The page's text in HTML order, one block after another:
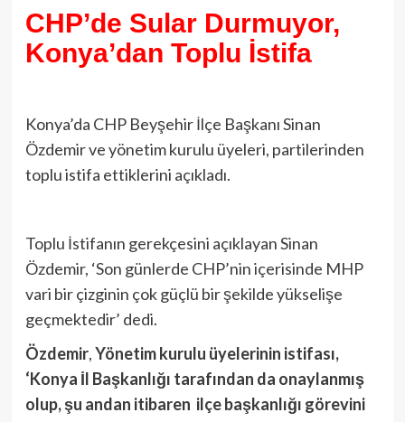
CHP’de Sular Durmuyor,
Konya’dan Toplu İstifa
Konya’da CHP Beyşehir İlçe Başkanı Sinan
Özdemir ve yönetim kurulu üyeleri, partilerinden
toplu istifa ettiklerini açıkladı.
Toplu İstifanın gerekçesini açıklayan Sinan
Özdemir, ‘Son günlerde CHP’nin içerisinde MHP
vari bir çizginin çok güçlü bir şekilde yükselişe
geçmektedir’ dedi.
Özdemir,Yönetim kurulu üyelerinin istifası,
‘Konya İl Başkanlığı tarafından da onaylanmış
olup, şu andan itibaren ilçe başkanlığı görevini